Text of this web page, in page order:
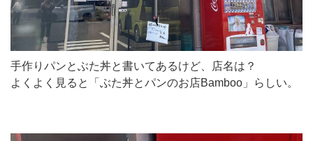
手作りパンとぶた丼と書いてあるけど、店名は？
よくよく見ると「ぶた丼とパンのお店Bamboo」らしい。